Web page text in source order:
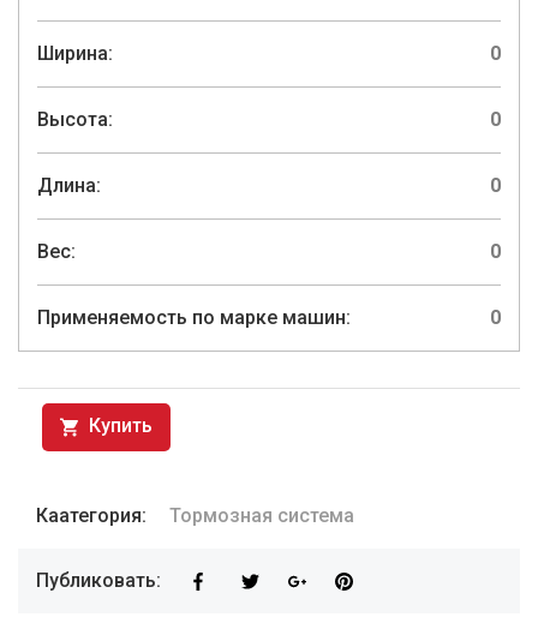
Ширина: 0
Высота: 0
Длина: 0
Вес: 0
Применяемость по марке машин: 0
Купить
Каатегория: Тормозная система
Публиковать: